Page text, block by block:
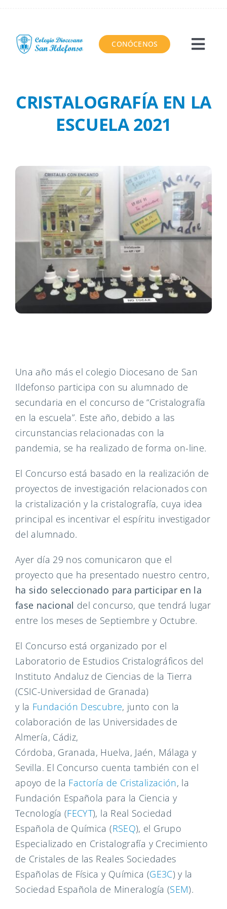
contenido
CONÓCENOS
Proyecto educativo
Área virtual
Contacto
CRISTALOGRAFÍA EN LA
ESCUELA 2021
Una año más el colegio Diocesano de San
Ildefonso participa con su alumnado de
secundaria en el concurso de “Cristalografía
en la escuela”. Este año, debido a las
circunstancias relacionadas con la
pandemia, se ha realizado de forma on-line.
El Concurso está basado en la realización de
proyectos de investigación relacionados con
la cristalización y la cristalografía, cuya idea
principal es incentivar el espíritu investigador
del alumnado.
Ayer día 29 nos comunicaron que el
proyecto que ha presentado nuestro centro,
ha sido seleccionado para participar en la
fase nacional del concurso, que tendrá lugar
entre los meses de Septiembre y Octubre.
El Concurso está organizado por el
Laboratorio de Estudios Cristalográficos del
Instituto Andaluz de Ciencias de la Tierra
(CSIC-Universidad de Granada)
y la Fundación Descubre, junto con la
colaboración de las Universidades de
Almería, Cádiz,
Córdoba, Granada, Huelva, Jaén, Málaga y
Sevilla. El Concurso cuenta también con el
apoyo de la Factoría de Cristalización, la
Fundación Española para la Ciencia y
Tecnología (FECYT), la Real Sociedad
Española de Química (RSEQ), el Grupo
Especializado en Cristalografía y Crecimiento
de Cristales de las Reales Sociedades
Españolas de Física y Química (GE3C) y la
Sociedad Española de Mineralogía (SEM).